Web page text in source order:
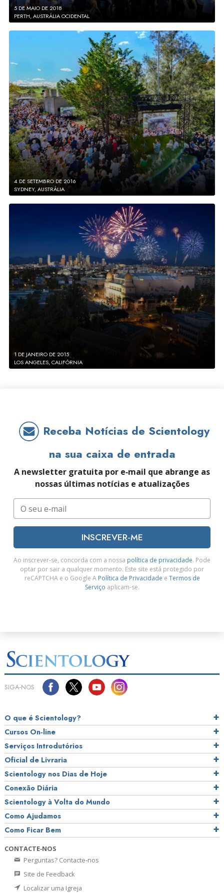
5 DE MAIO DE 2018
PERTH, AUSTRÁLIA OCIDENTAL
4 DE SETEMBRO DE 2016
SYDNEY, AUSTRÁLIA
1 DE JANEIRO DE 2015
LOS ANGELES, CALIFÓRNIA
Receba Notícias de Scientology
na sua caixa de entrada
A newsletter gratuita por e‑mail que abrange as
nossas últimas notícias e atualizações
INSCREVER‑ME
Ao inscrever‑se, concorda com a nossa política de privacidade. Pode
optar por sair a qualquer momento. Este site está protegido por
reCAPTCHA e o Google A Política de Privacidade e Termos de
Serviço aplicam‑se.
SIGA‑NOS
O que é Scientology?
Cursos On‑line
Serviços Introdutórios
Oficial de Livraria
Scientology nos Dias de Hoje
Conexão Diária
Scientology à Volta do Mundo
Como Ajudamos
Como Ficar Bem
CONTACTE‑NOS
Perguntas? Contacte‑nos
Site de Feedback
Localizar uma Igreja